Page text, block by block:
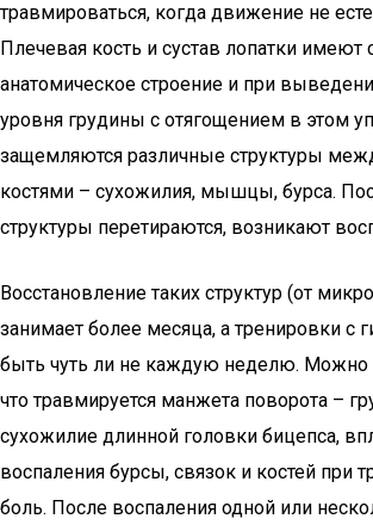
травмироваться, когда движение не
Плечевая кость и сустав лопатки имеют
анатомическое строение и при
уровня грудины с отягощением в этом
защемляются различные структуры
костями – сухожилия, мышцы, бурса.
структуры перетираются, возникают
Восстановление таких структур (от
занимает более месяца, а тренировки с
быть чуть ли не каждую неделю. Можно
что травмируется манжета поворота –
сухожилие длинной головки бицепса,
воспаления бурсы, связок и костей при
боль. После воспаления одной или